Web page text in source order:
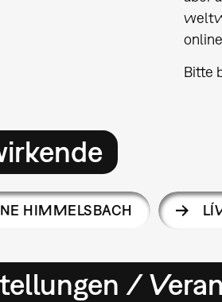
Bitte
HIMMELSBACH
/